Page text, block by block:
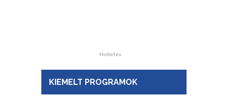
Hirdetés
KIEMELT PROGRAMOK